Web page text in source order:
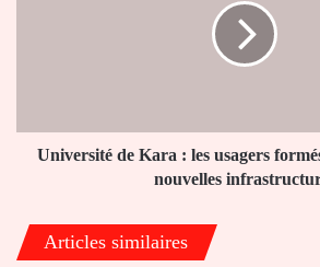
l’utilisation
Université de Kara : les usagers
nouvelles
Articles similaires